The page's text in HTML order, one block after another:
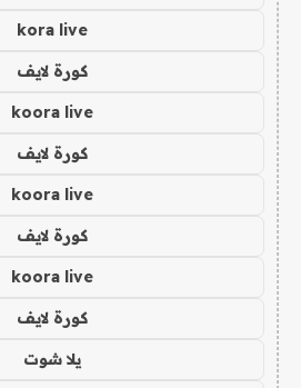
kora live
كورة لايف
koora live
كورة لايف
koora live
كورة لايف
koora live
كورة لايف
يلا شوت